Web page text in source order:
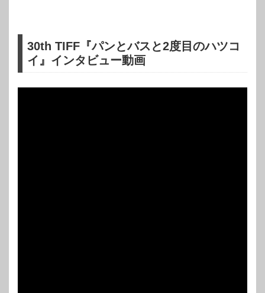
30th TIFF『パンとバスと2度目のハツコ
イ』インタビュー動画